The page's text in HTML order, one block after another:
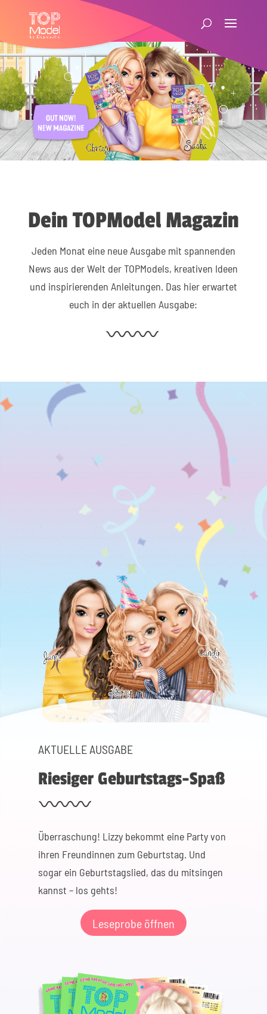
Dein TOPModel Magazin
Jeden Monat eine neue Ausgabe mit spannenden
News aus der Welt der TOPModels, kreativen Ideen
und inspirierenden Anleitungen. Das hier erwartet
euch in der aktuellen Ausgabe:
AKTUELLE AUSGABE
Riesiger Geburtstags-Spaß
Überraschung! Lizzy bekommt eine Party von
ihren Freundinnen zum Geburtstag. Und
sogar ein Geburtstagslied, das du mitsingen
kannst – los gehts!
Leseprobe öffnen